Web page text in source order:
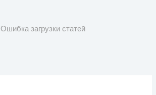
Ошибка загрузки статей